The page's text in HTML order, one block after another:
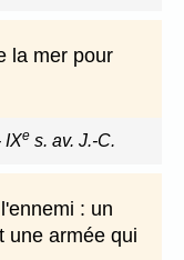
la mer pour
IXes. av. J.-C.
: un
une armée qui